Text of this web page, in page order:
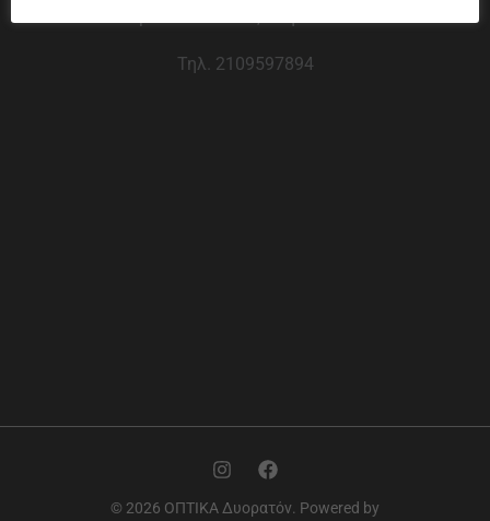
Τηλ. 2109597894
© 2026 ΟΠΤΙΚΑ Δυορατόν. Powered by